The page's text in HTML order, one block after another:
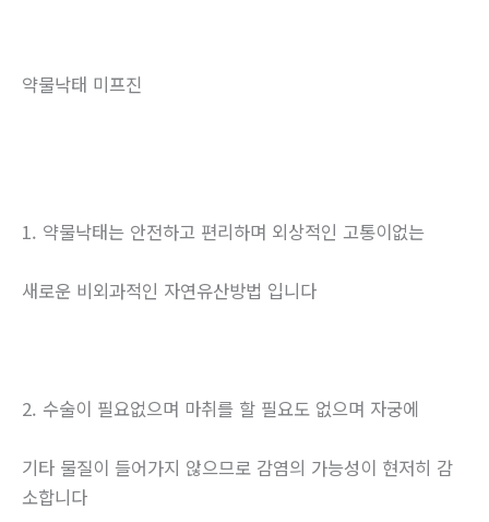
약물낙태 미프진
1. 약물낙태는 안전하고 편리하며 외상적인 고통이없는
새로운 비외과적인 자연유산방법 입니다
2. 수술이 필요없으며 마취를 할 필요도 없으며 자궁에
기타 물질이 들어가지 않으므로 감염의 가능성이 현저히 감
소합니다